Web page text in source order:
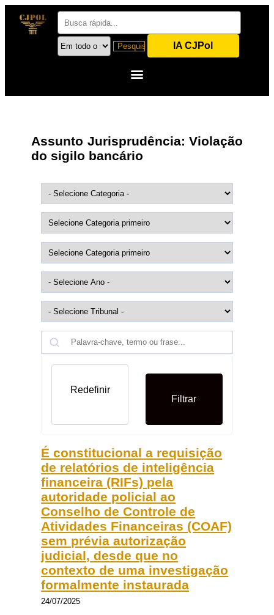
IA CJPol
Assunto Jurisprudência: Violação
do sigilo bancário
Filtrar
Redefinir
É constitucional a requisição
de relatórios de inteligência
financeira (RIFs) pela
autoridade policial ao
Conselho de Controle de
Atividades Financeiras (COAF)
sem prévia autorização
judicial, desde que no
contexto de uma investigação
formalmente instaurada
24/07/2025